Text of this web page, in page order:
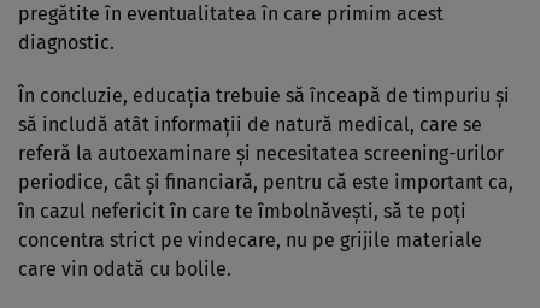
pregătite în eventualitatea în care primim acest
diagnostic.
În concluzie, educația trebuie să înceapă de timpuriu și
să includă atât informații de natură medical, care se
referă la autoexaminare și necesitatea screening-urilor
periodice, cât și financiară, pentru că este important ca,
în cazul nefericit în care te îmbolnăvești, să te poți
concentra strict pe vindecare, nu pe grijile materiale
care vin odată cu bolile.